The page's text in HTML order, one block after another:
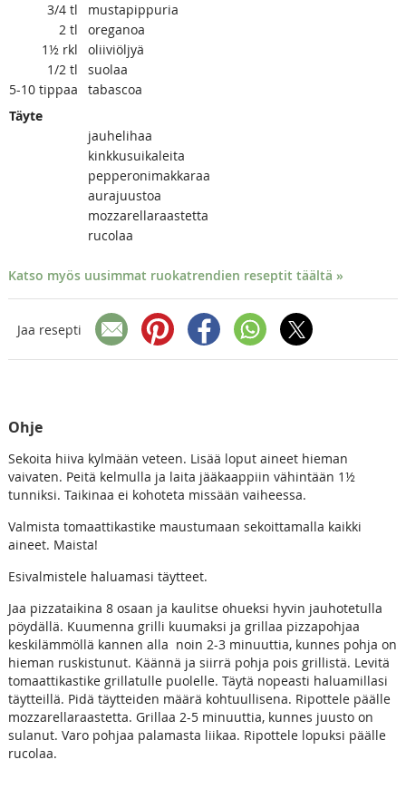
3/4 tl
mustapippuria
2 tl
oreganoa
1½ rkl
oliiviöljyä
1/2 tl
suolaa
5-10 tippaa
tabascoa
Täyte
jauhelihaa
kinkkusuikaleita
pepperonimakkaraa
aurajuustoa
mozzarellaraastetta
rucolaa
Katso myös uusimmat ruokatrendien reseptit täältä »
Jaa resepti
Ohje
Sekoita hiiva kylmään veteen. Lisää loput aineet hieman
vaivaten. Peitä kelmulla ja laita jääkaappiin vähintään 1½
tunniksi. Taikinaa ei kohoteta missään vaiheessa.
Valmista tomaattikastike maustumaan sekoittamalla kaikki
aineet. Maista!
Esivalmistele haluamasi täytteet.
Jaa pizzataikina 8 osaan ja kaulitse ohueksi hyvin jauhotetulla
pöydällä. Kuumenna grilli kuumaksi ja grillaa pizzapohjaa
keskilämmöllä kannen alla noin 2-3 minuuttia, kunnes pohja on
hieman ruskistunut. Käännä ja siirrä pohja pois grillistä. Levitä
tomaattikastike grillatulle puolelle. Täytä nopeasti haluamillasi
täytteillä. Pidä täytteiden määrä kohtuullisena. Ripottele päälle
mozzarellaraastetta. Grillaa 2-5 minuuttia, kunnes juusto on
sulanut. Varo pohjaa palamasta liikaa. Ripottele lopuksi päälle
rucolaa.